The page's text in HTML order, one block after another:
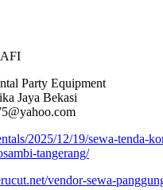
Party Equipment
Jaya Bekasi
2025/12/19/sewa-tenda-
tangerang/
vendor-sewa-